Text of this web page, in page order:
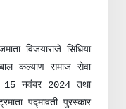
विजयाराजे सिंधिया
कल्याण समाज सेवा
15 नवंबर 2024 तथा
पद्मावती पुरस्कार